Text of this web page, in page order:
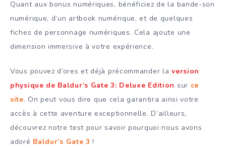
Quant aux bonus numériques, bénéficiez de la bande-son
numérique, d’un artbook numérique, et de quelques
fiches de personnage numériques. Cela ajoute une
dimension immersive à votre expérience.
Vous pouvez d’ores et déjà précommander laversion
physique de Baldur’s Gate 3: Deluxe Edition sur ce
site. On peut vous dire que cela garantira ainsi votre
accès à cette aventure exceptionnelle. D’ailleurs,
découvrez notre test pour savoir pourquoi nous avons
adoré Baldur’s Gate 3 !